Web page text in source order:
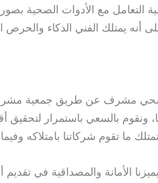
التعامل مع الأدوات الصحية
يمتلك الفني الذكاء والحرص
مشرف عن طريق جمعية مشرف
بالسعي باستمرار لتحقيق
ما تقوم شركاتنا بامتلاكه
الأمانة والمصداقية في